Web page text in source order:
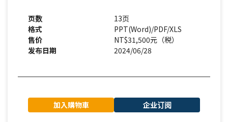
页数
13页
格式
PPT(Word)/PDF/XLS
售价
NT$31,500元（税）
发布日期
2024/06/28
加入購物車 企业订阅